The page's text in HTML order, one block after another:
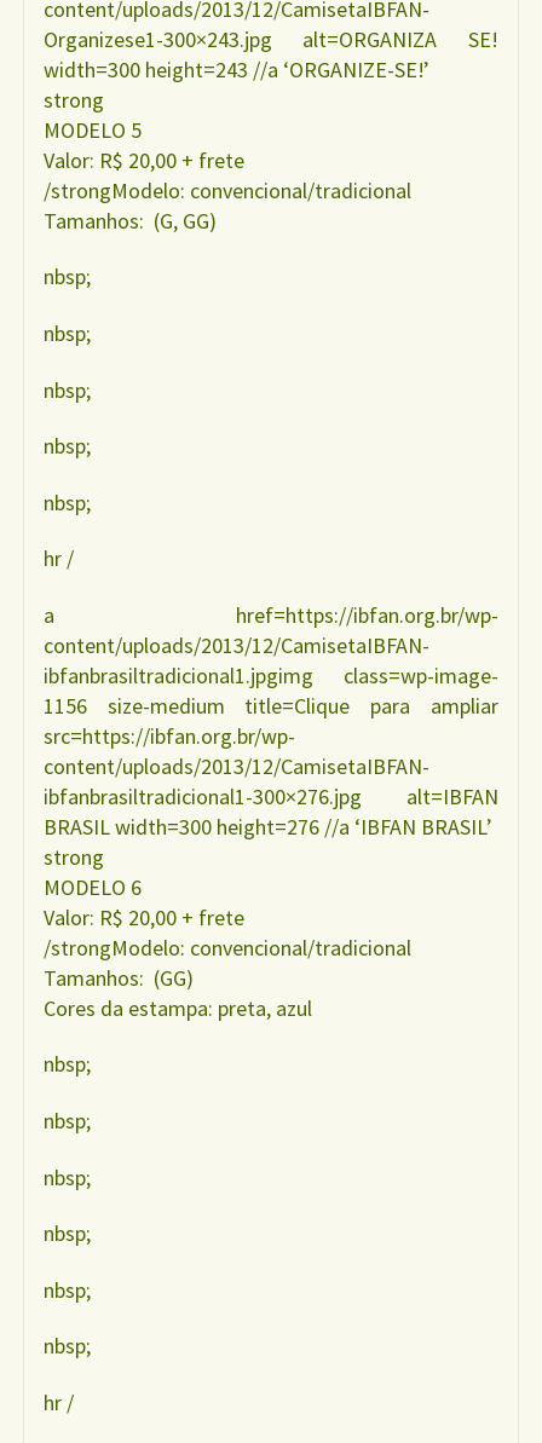
content/uploads/2013/12/CamisetaIBFAN-
Organizese1-300×243.jpg alt=ORGANIZA SE!
width=300 height=243 //a ‘ORGANIZE-SE!’
strong
MODELO 5
Valor: R$ 20,00 + frete
/strongModelo: convencional/tradicional
Tamanhos: (G, GG)
nbsp;
nbsp;
nbsp;
nbsp;
nbsp;
hr /
a href=https://ibfan.org.br/wp-
content/uploads/2013/12/CamisetaIBFAN-
ibfanbrasiltradicional1.jpgimg class=wp-image-
1156 size-medium title=Clique para ampliar
src=https://ibfan.org.br/wp-
content/uploads/2013/12/CamisetaIBFAN-
ibfanbrasiltradicional1-300×276.jpg alt=IBFAN
BRASIL width=300 height=276 //a ‘IBFAN BRASIL’
strong
MODELO 6
Valor: R$ 20,00 + frete
/strongModelo: convencional/tradicional
Tamanhos: (GG)
Cores da estampa: preta, azul
nbsp;
nbsp;
nbsp;
nbsp;
nbsp;
nbsp;
hr /